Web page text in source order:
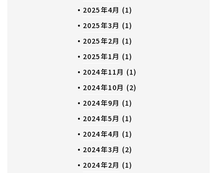
2025年4月 (1)
2025年3月 (1)
2025年2月 (1)
2025年1月 (1)
2024年11月 (1)
2024年10月 (2)
2024年9月 (1)
2024年5月 (1)
2024年4月 (1)
2024年3月 (2)
2024年2月 (1)